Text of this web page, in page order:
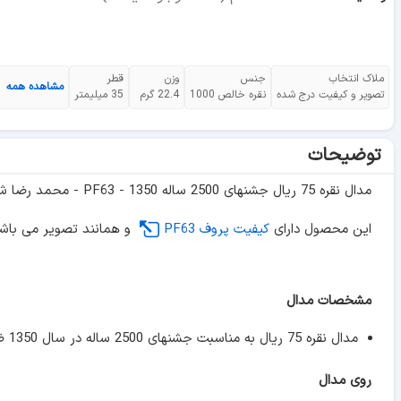
ملاک انتخاب
تصویر و کیفیت درج شده
جنس
نقره خالص 1000
وزن
22.4 گرم
قطر
35 میلیمتر
مشاهده همه
توضیحات
مدال نقره 75 ریال جشنهای 2500 ساله 1350 - PF63 - محمد رضا شاه
این محصول دارای کیفیت پروف PF63 و همانند تصویر می
مشخصات مدال
مدال نقره 75 ریال به مناسبت جشنهای 2500 ساله در سال 1350 ضرب شده است.
روی مدال